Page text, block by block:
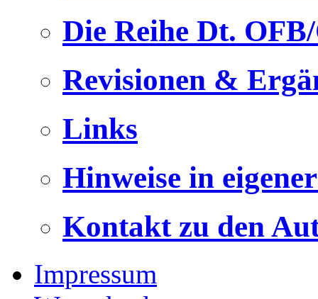
Die Reihe Dt.
Revisionen &
Links
Hinweise in
Kontakt zu den
Impressum